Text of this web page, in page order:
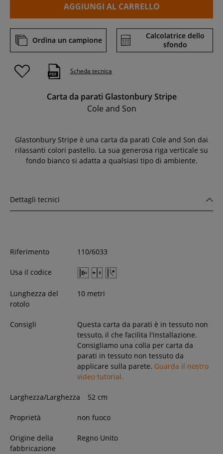
AGGIUNGI AL CARRELLO
Ordina un campione
Calcolatrice dello
sfondo
Scheda tecnica
Carta da parati Glastonbury Stripe
Cole and Son
Glastonbury Stripe è una carta da parati Cole and Son dai
rilassanti colori pastello. La sua generosa riga verticale su
fondo bianco si adatta a qualsiasi tipo di ambiente.
Dettagli tecnici
Riferimento 110/6033
Usa il codice
Lunghezza del
rotolo
10 metri
Consigli
Questa carta da parati è in tessuto non
tessuto, il che facilita l'installazione.
Consigliamo una colla per carta da
parati in tessuto non tessuto da
applicare sulla parete. Guarda il nostro
video tutorial.
Larghezza/Larghezza 52 cm
Proprietà non fuoco
Origine della
fabbricazione
Regno Unito